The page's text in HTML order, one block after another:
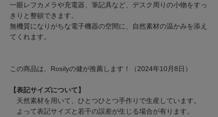
一眼レフカメラや充電器、筆記具など、デスク周りの小物をすっ
きりと整頓できます。
無機質になりがちな電子機器の空間に、自然素材の温かみを添え
てくれます。
この商品は、Rosilyの健が推薦します！（2024年10月8日）
【表記サイズについて】
天然素材を用いて、ひとつひとつ手作りで生産しています。
よって表記サイズと若干の誤差が生じる場合が有ります。